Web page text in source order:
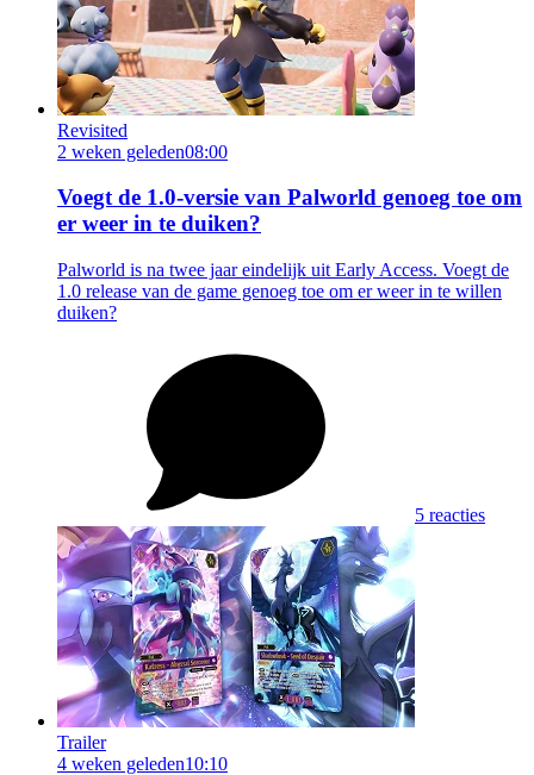
Revisited
2 weken geleden08:00
Voegt de 1.0-versie van Palworld genoeg toe om
er weer in te duiken?
Palworld is na twee jaar eindelijk uit Early Access. Voegt de
1.0 release van de game genoeg toe om er weer in te willen
duiken?
5 reacties
Trailer
4 weken geleden10:10